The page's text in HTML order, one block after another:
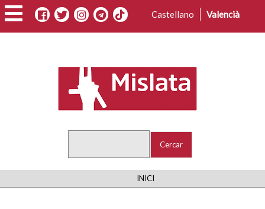
Vés
al
contingut
Castellano Valencià
FIL
INICI